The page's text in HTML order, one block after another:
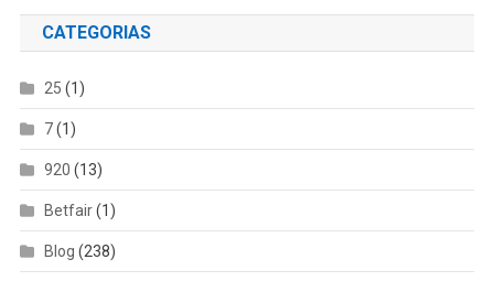
CATEGORIAS
25 (1)
7(1)
920 (13)
Betfair(1)
Blog (238)